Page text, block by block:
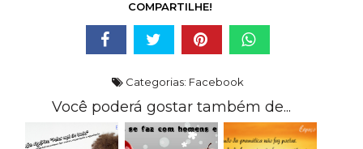
COMPARTILHE!
Categorias: Facebook
Você poderá gostar também de...